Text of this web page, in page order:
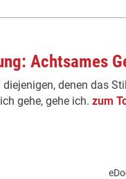
Achtsames
denen das
gehe, gehe ich. zum